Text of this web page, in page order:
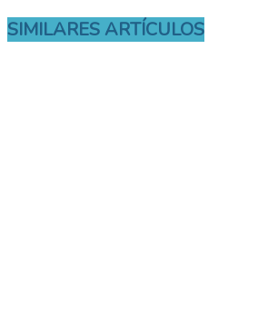
SIMILARES ARTÍCULOS